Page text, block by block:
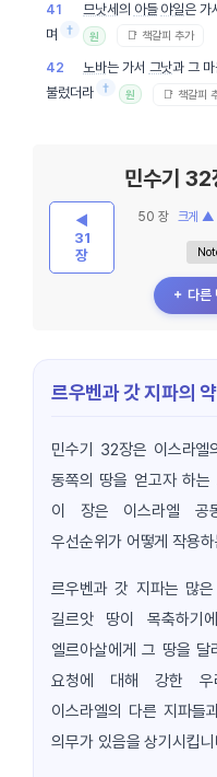
41 므낫세 의 아들 야일은 가
며
† 원 📑 책갈피 추가
42 노바는 가서 그낫과 그
불렀더라 † 원 📑 책갈피
◀
31
장
민수기 32
50 장 크게 ▲
＋ 다른
르우벤과 갓 지파의
민수기 32장은 이스라
동쪽의 땅을 얻고자 하
이 장은 이스라엘 공
우선순위가 어떻게 작용
르우벤과 갓 지파는 많
길르앗 땅이 목축하기
엘르아살에게 그 땅을 달
요청에 대해 강한 우
이스라엘의 다른 지파들
의무가 있음을 상기시킵